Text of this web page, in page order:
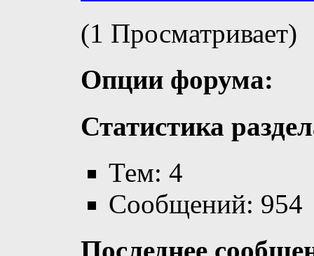
(1 Просматривает)
Опции форума:
Статистика
Тем: 4
Сообщений: 954